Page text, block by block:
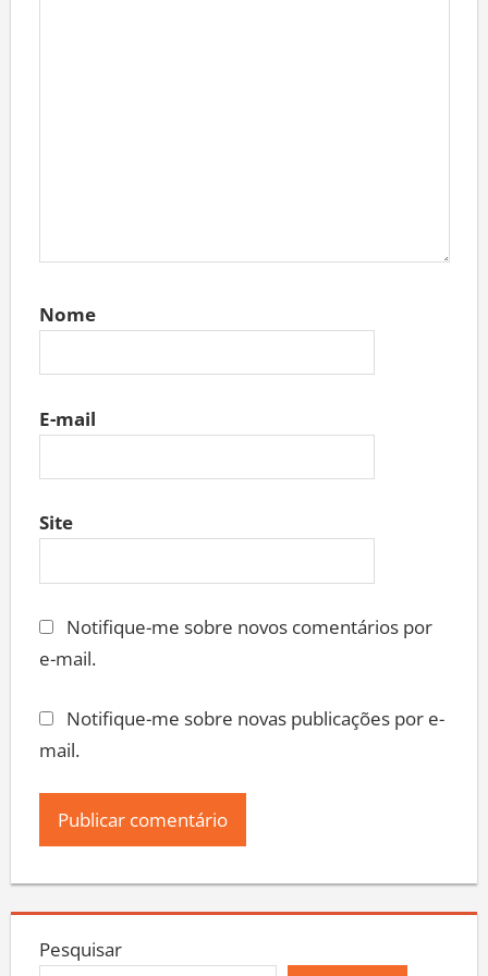
Nome
E-mail
Site
Notifique-me sobre novos comentários por
e-mail.
Notifique-me sobre novas publicações por e-
mail.
Pesquisar